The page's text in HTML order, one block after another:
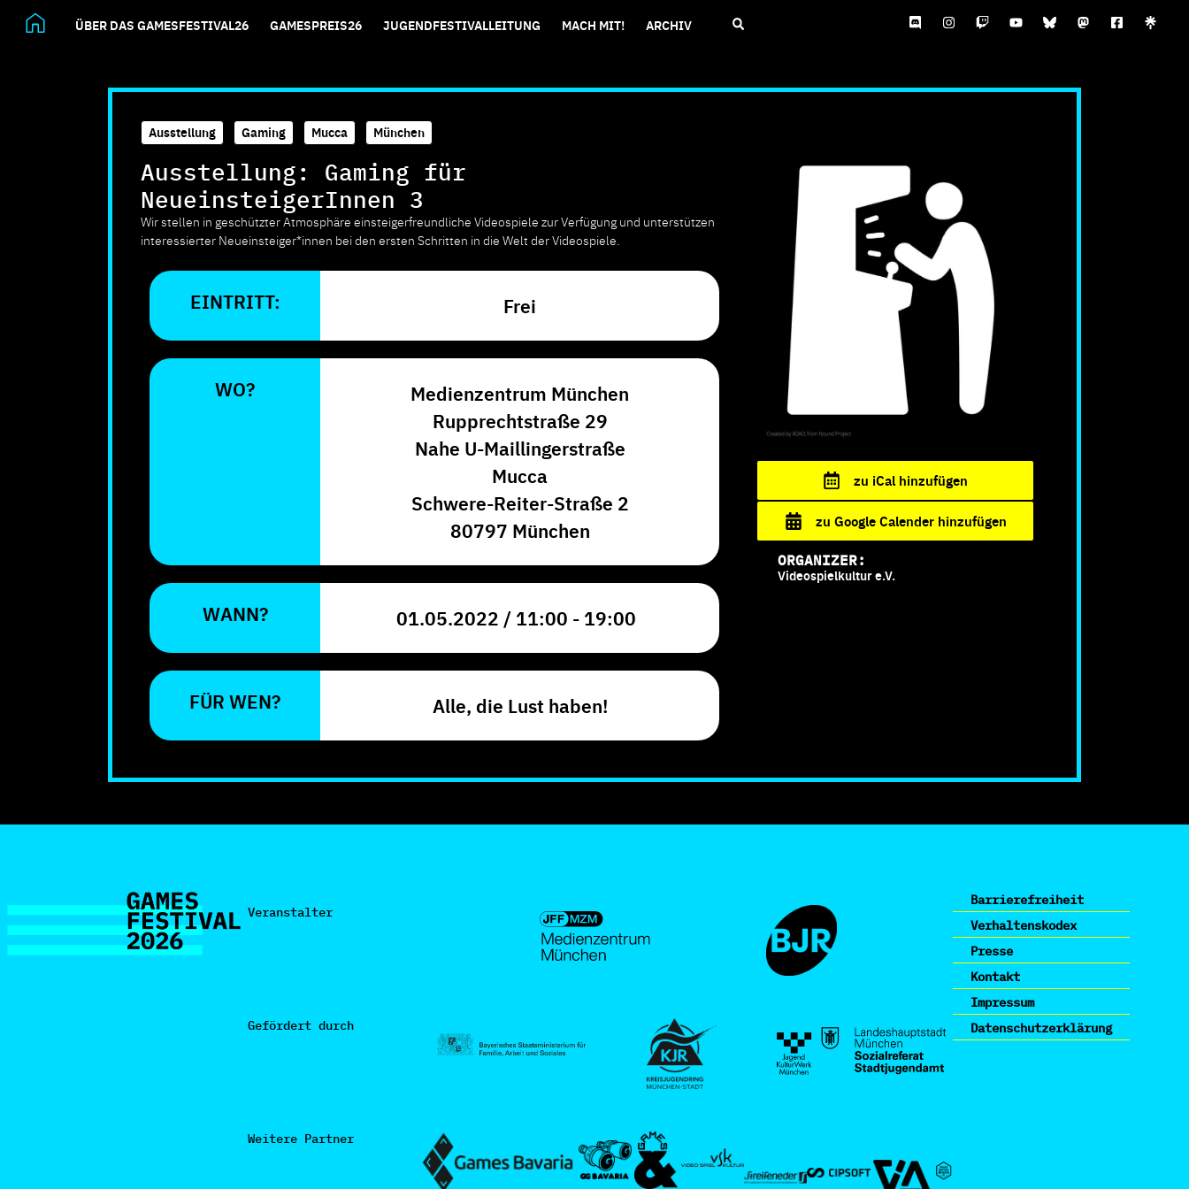
ÜBER DAS GAMESFESTIVAL26 GAMESPREIS26 JUGENDFESTIVALLEITUNG MACH MIT! ARCHIV
Ausstellung Gaming Mucca München
Ausstellung: Gaming für
NeueinsteigerInnen 3
Wir stellen in geschützter Atmosphäre einsteigerfreundliche Videospiele zur Verfügung und unterstützen
interessierter Neueinsteiger*innen bei den ersten Schritten in die Welt der Videospiele.
EINTRITT: Frei
WO?
Medienzentrum München
Rupprechtstraße 29
Nahe U-Maillingerstraße
Mucca
Schwere-Reiter-Straße 2
80797 München
WANN? 01.05.2022 / 11:00 - 19:00
FÜR WEN? Alle, die Lust haben!
zu iCal hinzufügen
zu Google Calender hinzufügen
ORGANIZER:
Videospielkultur e.V.
Veranstalter
Gefördert durch
Weitere Partner
Barrierefreiheit
Verhaltenskodex
Presse
Kontakt
Impressum
Datenschutzerklärung